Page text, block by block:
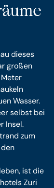
dieses
großen
Wasser.
selbst bei
Insel.
zum
ist die
Zuri